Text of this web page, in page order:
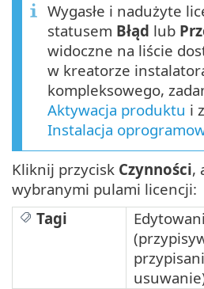
Wygasłe i nadużyte
statusem Błąd lub
widoczne na liście
w kreatorze
kompleksowego,
Aktywacja produktu i
Instalacja
Kliknij przycisk Czynności,
wybranymi pulami licencji:
Tagi